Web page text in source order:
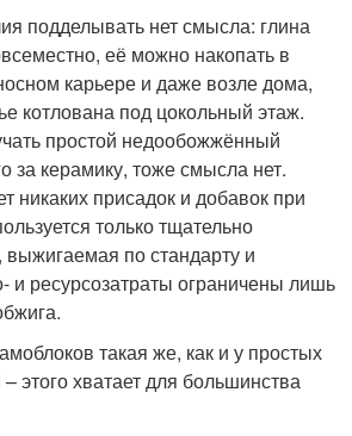
подделывать нет смысла: глина
её можно накопать в
карьере и даже возле дома,
котлована под цокольный этаж.
простой недообожжённый
за керамику, тоже смысла нет.
никаких присадок и добавок при
только тщательно
по стандарту и
и ресурсозатраты ограничены лишь
такая же, как и у простых
этого хватает для большинства